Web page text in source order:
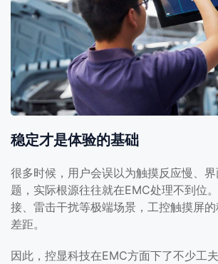
稳定才是体验的基础
很多时候，用户会误以为触摸反应慢、
题，实际根源往往就在EMC处理不到位
接、雷击干扰等极端场景，工控触摸屏
差距。
因此，控显科技在EMC方面下了不少工